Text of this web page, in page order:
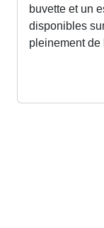
buvette et un
disponibles
pleinement de